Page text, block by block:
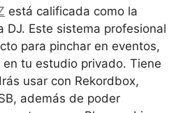
está calificada como la
DJ. Este sistema profesional
para pinchar en eventos,
tu estudio privado. Tiene
usar con Rekordbox,
además de poder